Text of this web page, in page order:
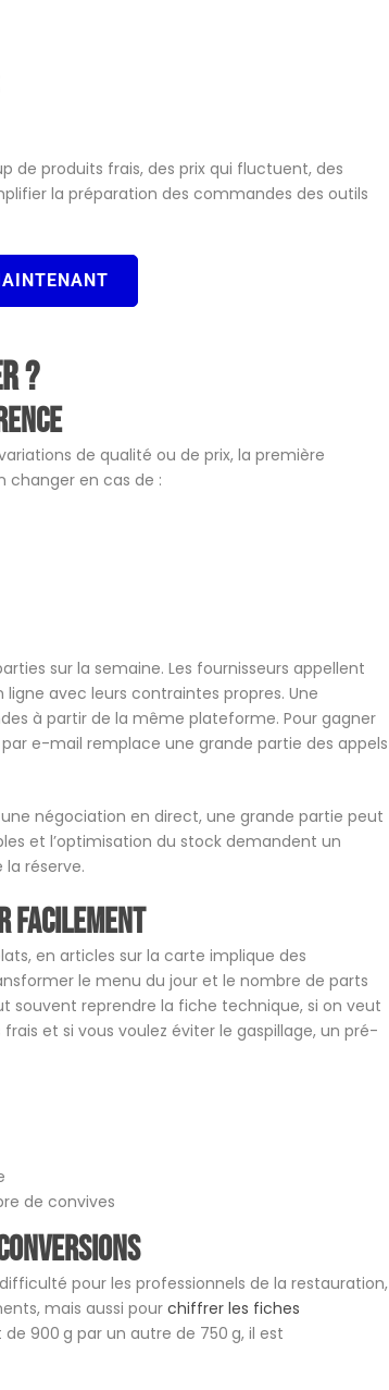
de produits frais, des prix qui fluctuent, des
la préparation des commandes des outils
?
de qualité ou de prix, la première
changer en cas de :
sur la semaine. Les fournisseurs appellent
avec leurs contraintes propres. Une
à partir de la même plateforme. Pour gagner
e-mail remplace une grande partie des appels
négociation en direct, une grande partie peut
et l’optimisation du stock demandent un
réserve.
facilement
en articles sur la carte implique des
le menu du jour et le nombre de parts
souvent reprendre la fiche technique, si on veut
et si vous voulez éviter le gaspillage, un pré-
de convives
pour les professionnels de la restauration,
mais aussi pour chiffrer les fiches
900 g par un autre de 750 g, il est